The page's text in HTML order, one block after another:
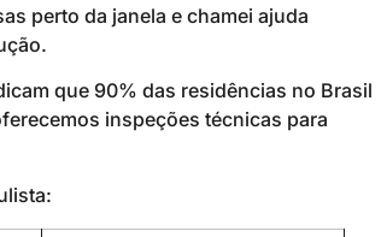
perto da janela e chamei ajuda
que 90% das residências no Brasil
inspeções técnicas para